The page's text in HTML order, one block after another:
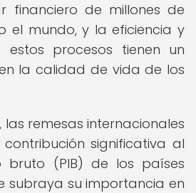
financiero de millones de
el mundo, y la eficiencia y
estos procesos tienen un
la calidad de vida de los
las remesas internacionales
significativa al
bruto (PIB) de los países
subraya su importancia en